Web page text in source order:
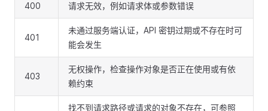
400 请求无效，例如请求体或参数错误
401
未通过服务端认证，API 密钥过期或不存在时可
能会发生
403
无权操作，检查操作对象是否正在使用或有依
赖约束
找不到请求路径或请求的对象不存在，可参照